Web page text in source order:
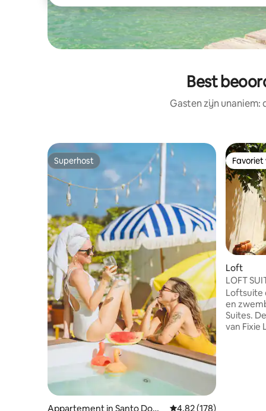
Best
Gasten zijn
Superhost
Superhost
Appartement in Santo Domi
Gemiddelde
4,82 (178)
Loft
LOFT
villa
Loftsuite
en
Suites. Deze suite op de begane grond
van Fixie